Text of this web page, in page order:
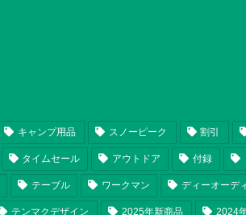
キャンプ用品 スノーピーク 割引
タイムセール アウトドア 付録
テーブル ワークマン ディーオーデ
テンマクデザイン 2025年新商品 2024